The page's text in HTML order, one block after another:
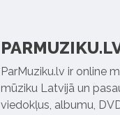
ParMuziku.lv ir online
mūziku Latvijā un
viedokļus, albumu,